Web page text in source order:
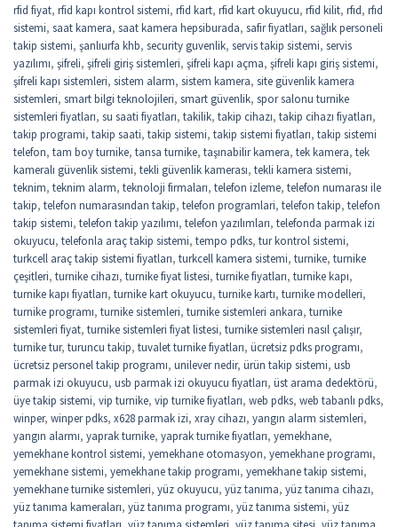
rfid fiyat, rfid kapı kontrol sistemi, rfid kart, rfid kart okuyucu, rfid kilit, rfıd, rfıd
sistemi, saat kamera, saat kamera hepsiburada, safir fiyatları, sağlık personeli
takip sistemi, şanlıurfa khb, security guvenlik, servis takip sistemi, servis
yazılımı, şifreli, şifreli giriş sistemleri, şifreli kapı açma, şifreli kapı giriş sistemi,
şifreli kapı sistemleri, sistem alarm, sistem kamera, site güvenlik kamera
sistemleri, smart bilgi teknolojileri, smart güvenlik, spor salonu turnike
sistemleri fiyatları, su saati fiyatları, takilik, takip cihazı, takip cihazı fiyatları,
takip programi, takip saati, takip sistemi, takip sistemi fiyatları, takip sistemi
telefon, tam boy turnike, tansa turnike, taşınabilir kamera, tek kamera, tek
kameralı güvenlik sistemi, tekli güvenlik kamerası, tekli kamera sistemi,
teknim, teknim alarm, teknoloji firmaları, telefon izleme, telefon numarası ile
takip, telefon numarasından takip, telefon programlari, telefon takip, telefon
takip sistemi, telefon takip yazılımı, telefon yazılımları, telefonda parmak izi
okuyucu, telefonla araç takip sistemi, tempo pdks, tur kontrol sistemi,
turkcell araç takip sistemi fiyatları, turkcell kamera sistemi, turnike, turnike
çeşitleri, turnike cihazı, turnike fiyat listesi, turnike fiyatları, turnike kapı,
turnike kapı fiyatları, turnike kart okuyucu, turnike kartı, turnike modelleri,
turnike programı, turnike sistemleri, turnike sistemleri ankara, turnike
sistemleri fiyat, turnike sistemleri fiyat listesi, turnike sistemleri nasıl çalışır,
turnike tur, turuncu takip, tuvalet turnike fiyatları, ücretsiz pdks programı,
ücretsiz personel takip programı, unilever nedir, ürün takip sistemi, usb
parmak izi okuyucu, usb parmak izi okuyucu fiyatları, üst arama dedektörü,
üye takip sistemi, vip turnike, vip turnike fiyatları, web pdks, web tabanlı pdks,
winper, winper pdks, x628 parmak izi, xray cihazı, yangın alarm sistemleri,
yangın alarmı, yaprak turnike, yaprak turnike fiyatları, yemekhane,
yemekhane kontrol sistemi, yemekhane otomasyon, yemekhane programı,
yemekhane sistemi, yemekhane takip programı, yemekhane takip sistemi,
yemekhane turnike sistemleri, yüz okuyucu, yüz tanıma, yüz tanıma cihazı,
yüz tanıma kameraları, yüz tanıma programı, yüz tanıma sistemi, yüz